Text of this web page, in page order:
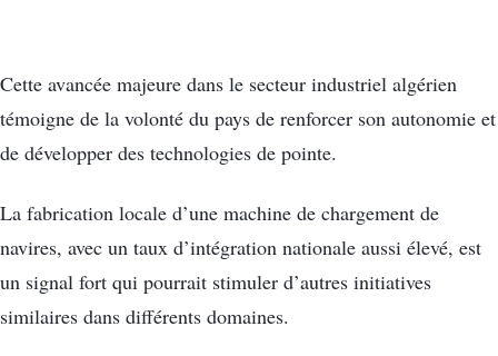
Cette avancée majeure dans le secteur industriel algérien
témoigne de la volonté du pays de renforcer son autonomie et
de développer des technologies de pointe.
La fabrication locale d’une machine de chargement de
navires, avec un taux d’intégration nationale aussi élevé, est
un signal fort qui pourrait stimuler d’autres initiatives
similaires dans différents domaines.